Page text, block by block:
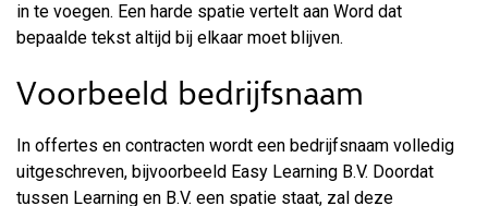
in te voegen. Een harde spatie vertelt aan Word dat
bepaalde tekst altijd bij elkaar moet blijven.
Voorbeeld bedrijfsnaam
In offertes en contracten wordt een bedrijfsnaam volledig
uitgeschreven, bijvoorbeeld Easy Learning B.V. Doordat
tussen Learning en B.V. een spatie staat, zal deze